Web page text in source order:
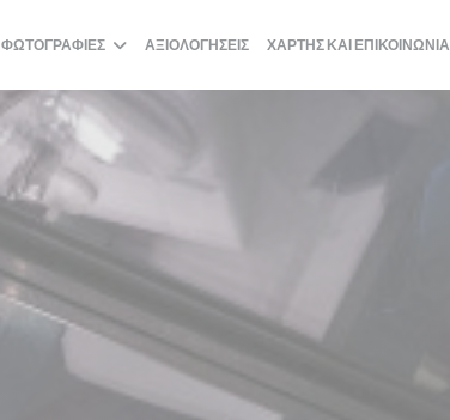
ΦΩΤΟΓΡΑΦΊΕΣ ΑΞΙΟΛΟΓΉΣΕΙΣ ΧΆΡΤΗΣ ΚΑΙ ΕΠΙΚΟΙΝΩΝΊΑ